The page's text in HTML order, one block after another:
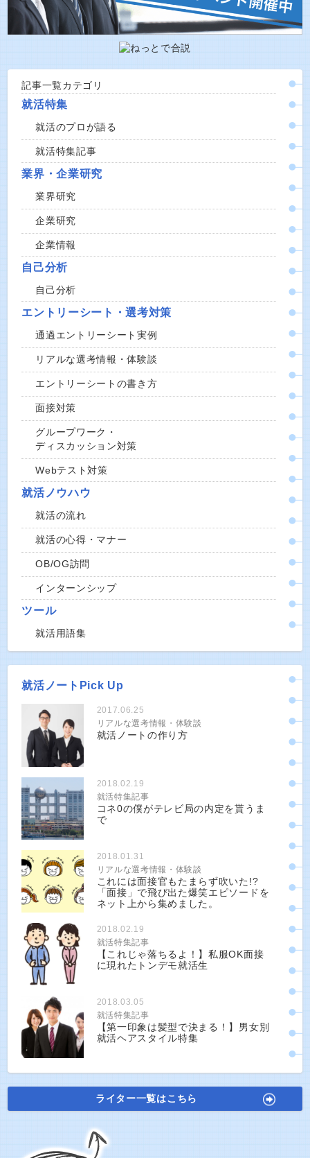
記事一覧カテゴリ
就活特集
就活のプロが語る
就活特集記事
業界・企業研究
業界研究
企業研究
企業情報
自己分析
自己分析
エントリーシート・選考対策
通過エントリーシート実例
リアルな選考情報・体験談
エントリーシートの書き方
面接対策
グループワーク・
ディスカッション対策
Webテスト対策
就活ノウハウ
就活の流れ
就活の心得・マナー
OB/OG訪問
インターンシップ
ツール
就活用語集
就活ノートPick Up
2017.06.25
リアルな選考情報・体験談
就活ノートの作り方
2018.02.19
就活特集記事
コネ0の僕がテレビ局の内定を貰うま
で
2018.01.31
リアルな選考情報・体験談
これには面接官もたまらず吹いた!?
「面接」で飛び出た爆笑エピソードを
ネット上から集めました。
2018.02.19
就活特集記事
【これじゃ落ちるよ！】私服OK面接
に現れたトンデモ就活生
2018.03.05
就活特集記事
【第一印象は髪型で決まる！】男女別
就活ヘアスタイル特集
ライター一覧はこちら